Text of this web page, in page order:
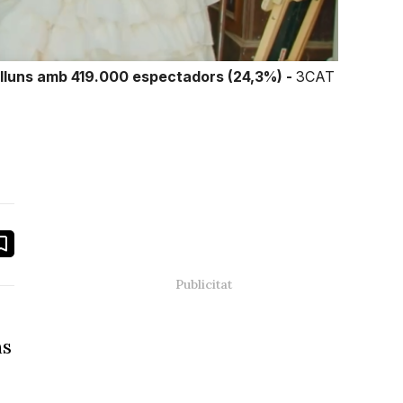
amb 419.000 espectadors (24,3%) - 3CAT